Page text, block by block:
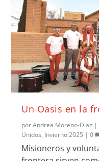
Un Oasis en la
porAndrea Moreno-Diaz |
Unidos, Invierno 2025 |0
Misioneros y